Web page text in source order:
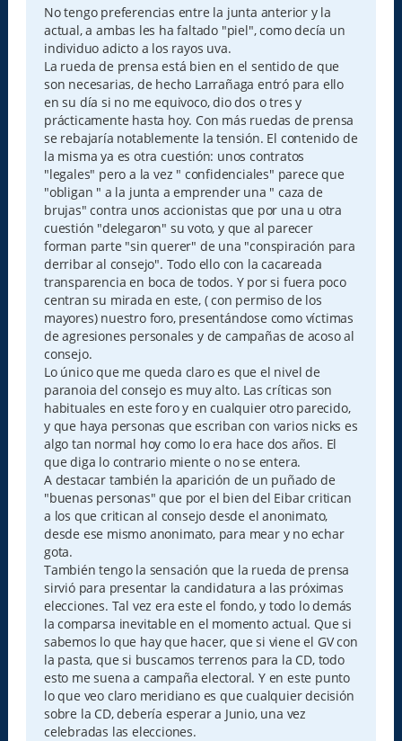
s
a
j
e
No tengo preferencias entre la junta anterior y la
actual, a ambas les ha faltado "piel", como decía un
individuo adicto a los rayos uva.
La rueda de prensa está bien en el sentido de que
son necesarias, de hecho Larrañaga entró para ello
en su día si no me equivoco, dio dos o tres y
prácticamente hasta hoy. Con más ruedas de prensa
se rebajaría notablemente la tensión. El contenido de
la misma ya es otra cuestión: unos contratos
"legales" pero a la vez " confidenciales" parece que
"obligan " a la junta a emprender una " caza de
brujas" contra unos accionistas que por una u otra
cuestión "delegaron" su voto, y que al parecer
forman parte "sin querer" de una "conspiración para
derribar al consejo". Todo ello con la cacareada
transparencia en boca de todos. Y por si fuera poco
centran su mirada en este, ( con permiso de los
mayores) nuestro foro, presentándose como víctimas
de agresiones personales y de campañas de acoso al
consejo.
Lo único que me queda claro es que el nivel de
paranoia del consejo es muy alto. Las críticas son
habituales en este foro y en cualquier otro parecido,
y que haya personas que escriban con varios nicks es
algo tan normal hoy como lo era hace dos años. El
que diga lo contrario miente o no se entera.
A destacar también la aparición de un puñado de
"buenas personas" que por el bien del Eibar critican
a los que critican al consejo desde el anonimato,
desde ese mismo anonimato, para mear y no echar
gota.
También tengo la sensación que la rueda de prensa
sirvió para presentar la candidatura a las próximas
elecciones. Tal vez era este el fondo, y todo lo demás
la comparsa inevitable en el momento actual. Que si
sabemos lo que hay que hacer, que si viene el GV con
la pasta, que si buscamos terrenos para la CD, todo
esto me suena a campaña electoral. Y en este punto
lo que veo claro meridiano es que cualquier decisión
sobre la CD, debería esperar a Junio, una vez
celebradas las elecciones.